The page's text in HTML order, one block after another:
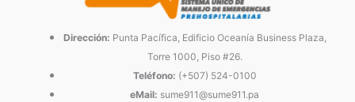
Dirección: Punta Pacífica, Edificio Oceanía Business Plaza,
Torre 1000, Piso #26.
Teléfono: (+507) 524-0100
eMail: sume911@sume911.pa